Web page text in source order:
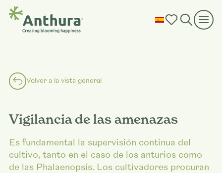
Volver a la vista general
Vigilancia de las amenazas
Es fundamental la supervisión continua del
cultivo, tanto en el caso de los anturios como
de las Phalaenopsis. Los cultivadores procuran